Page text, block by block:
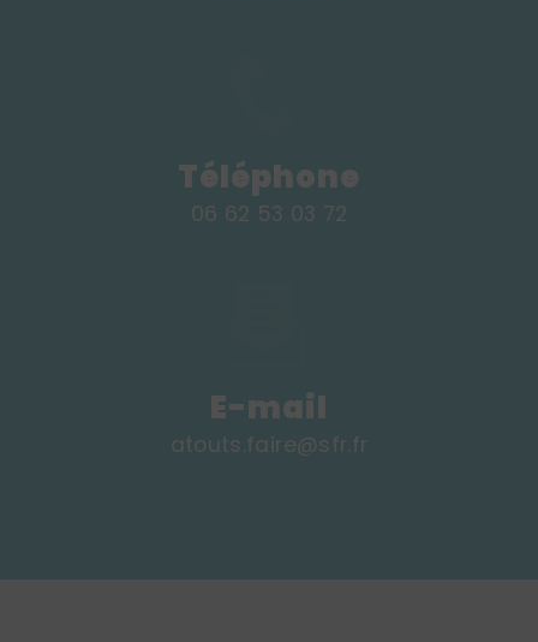
Téléphone
06 62 53 03 72
E-mail
atouts.faire@sfr.fr